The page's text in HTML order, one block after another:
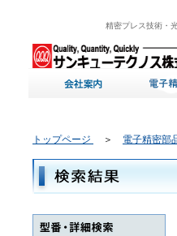
精密プレス技術・
トップページ ＞ 電子精密部